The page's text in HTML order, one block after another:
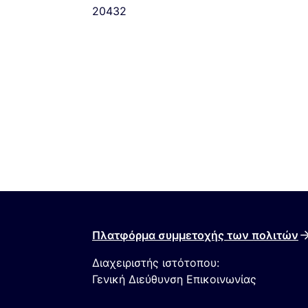
20432
Πλατφόρμα συμμετοχής των πολιτών
Διαχειριστής ιστότοπου:
Γενική Διεύθυνση Επικοινωνίας